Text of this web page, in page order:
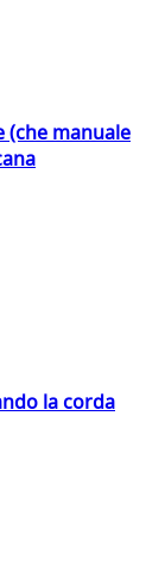
(che manuale
la corda